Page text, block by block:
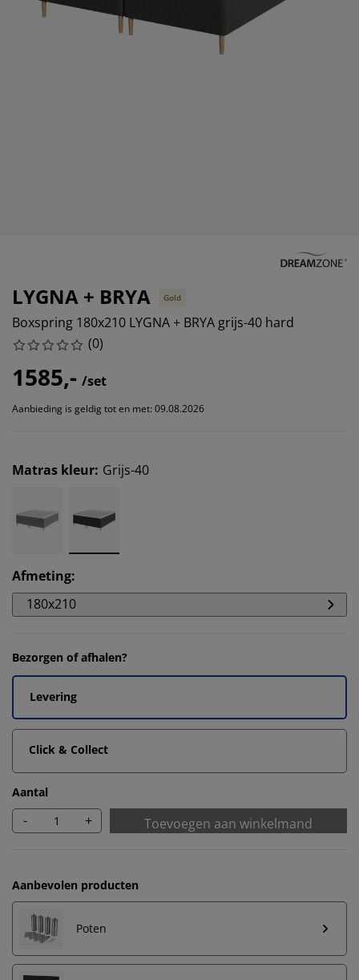
en accessoires
LYGNA + BRYA Gold
Boxspring 180x210 LYGNA + BRYA grijs-40 hard
(0)
1585,- /set
Aanbieding is geldig tot en met: 09.08.2026
Matras kleur: Grijs-40
Afmeting:
180x210
Bezorgen of afhalen?
Levering
Click & Collect
Aantal
- + Toevoegen aan winkelmand
Aanbevolen producten
Poten